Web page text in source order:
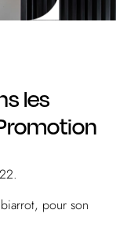
les
pour son